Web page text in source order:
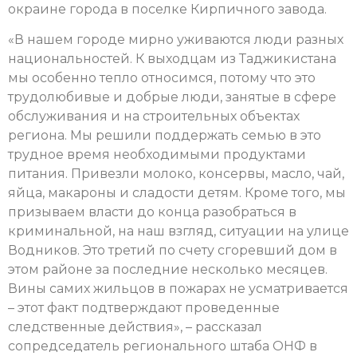
окраине города в поселке Кирпичного завода.
«В нашем городе мирно уживаются люди разных
национальностей. К выходцам из Таджикистана
мы особенно тепло относимся, потому что это
трудолюбивые и добрые люди, занятые в сфере
обслуживания и на строительных объектах
региона. Мы решили поддержать семью в это
трудное время необходимыми продуктами
питания. Привезли молоко, консервы, масло, чай,
яйца, макароны и сладости детям. Кроме того, мы
призываем власти до конца разобраться в
криминальной, на наш взгляд, ситуации на улице
Водников. Это третий по счету сгоревший дом в
этом районе за последние несколько месяцев.
Вины самих жильцов в пожарах не усматривается
– этот факт подтверждают проведенные
следственные действия», – рассказал
сопредседатель регионального штаба ОНФ в